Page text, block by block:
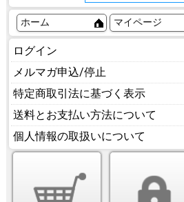
ホーム マイページ
ログイン
メルマガ申込/停止
特定商取引法に基づく表示
送料とお支払い方法について
個人情報の取扱いについて